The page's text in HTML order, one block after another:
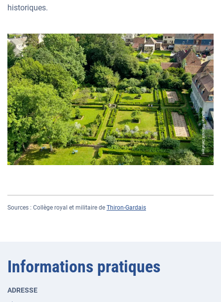
@Jean Francois Delafaye
historiques.
Sources : Collège royal et militaire de Thiron-Gardais
Informations pratiques
ADRESSE